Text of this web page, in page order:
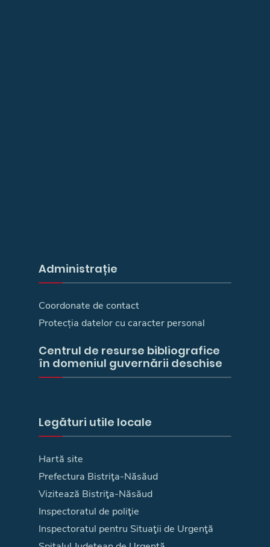
Administrație
Coordonate de contact
Protecția datelor cu caracter personal
Centrul de resurse bibliografice
în domeniul guvernării deschise
Legături utile locale
Hartă site
Prefectura Bistriţa-Năsăud
Vizitează Bistriţa-Năsăud
Inspectoratul de poliţie
Inspectoratul pentru Situaţii de Urgenţă